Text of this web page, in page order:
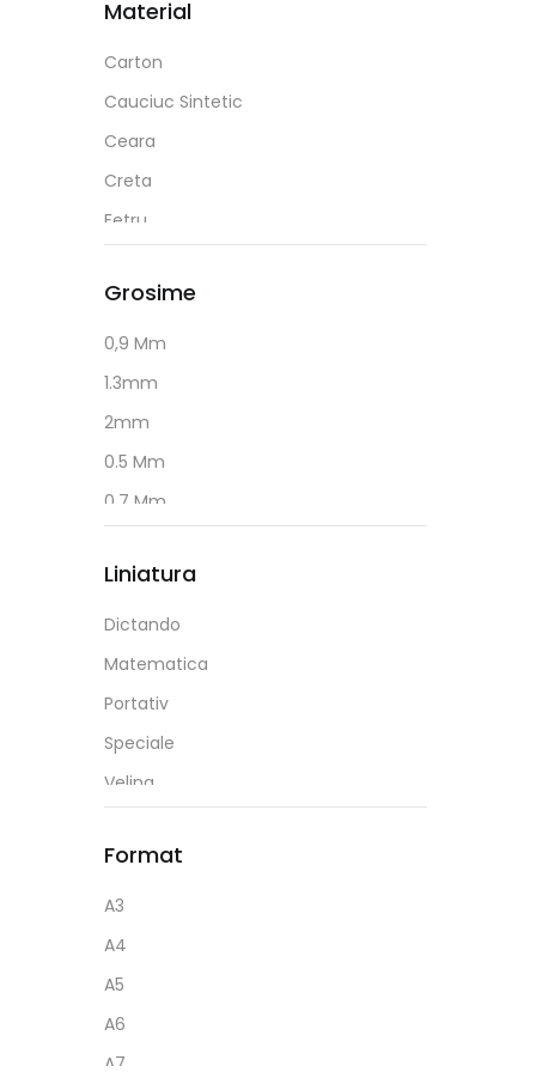
Cello
Corsair
Cretorom
DP
DP Collection
Erich Krause
Factis
Fatih
Fiorello
Flexoffice
Multicolor
Rosu
Mov
Galben
Negru
Pastel
Portocaliu
Rosu
Roz
Verde
Material
Carton
Cauciuc Sintetic
Ceara
Creta
Fetru
Lemn
Metal
Plastic
Sticla
Textil
Grosime
0,9 Mm
1.3mm
2mm
0.5 Mm
0.7 Mm
Liniatura
Dictando
Matematica
Portativ
Speciale
Velina
Format
A3
A4
A5
A6
A7